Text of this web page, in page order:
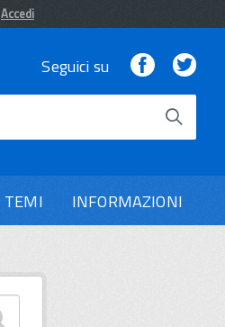
Accedi
Seguici su Facebook
TEMI INFORMAZIONI